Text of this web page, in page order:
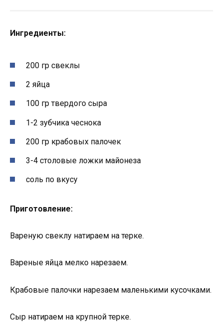
Ингредиенты:
200 гр свеклы
2 яйца
100 гр твердого сыра
1-2 зубчика чеснока
200 гр крабовых палочек
3-4 столовые ложки майонеза
соль по вкусу
Приготовление:
Вареную свеклу натираем на терке.
Вареные яйца мелко нарезаем.
Крабовые палочки нарезаем маленькими кусочками.
Сыр натираем на крупной терке.